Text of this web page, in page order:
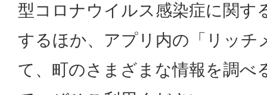
型コロナウイルス感染症に関す
するほか、アプリ内の「リッチ
て、町のさまざまな情報を調べ